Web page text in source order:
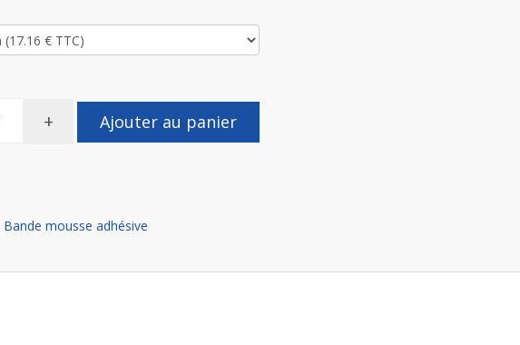
+ Ajouter au panier
Bande mousse adhésive